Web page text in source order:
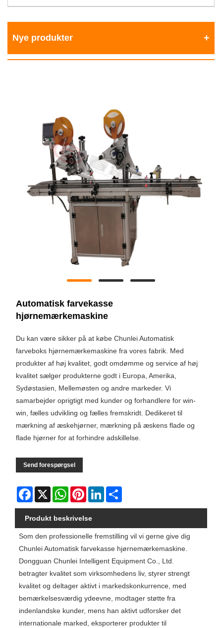
Nye produkter
Automatisk farvekasse
hjørnemærkemaskine
Du kan være sikker på at købe Chunlei Automatisk
farveboks hjørnemærkemaskine fra vores fabrik. Med
produkter af høj kvalitet, godt omdømme og service af høj
kvalitet sælger produkterne godt i Europa, Amerika,
Sydøstasien, Mellemøsten og andre markeder. Vi
samarbejder oprigtigt med kunder og forhandlere for win-
win, fælles udvikling og fælles fremskridt. Dedikeret til
mærkning af æskehjørner, mærkning på æskens flade og
flade hjørner for at forhindre adskillelse.
Send forespørgsel
Facebook
X WhatsAppPinterestLinkedIn
Produkt beskrivelse
Som den professionelle fremstilling vil vi gerne give dig
Chunlei Automatisk farvekasse hjørnemærkemaskine.
Dongguan Chunlei Intelligent Equipment Co., Ltd.
betragter kvalitet som virksomhedens liv, styrer strengt
kvalitet og deltager aktivt i markedskonkurrence, med
bemærkelsesværdig ydeevne, modtager støtte fra
indenlandske kunder, mens han aktivt udforsker det
internationale marked, eksporterer produkter til